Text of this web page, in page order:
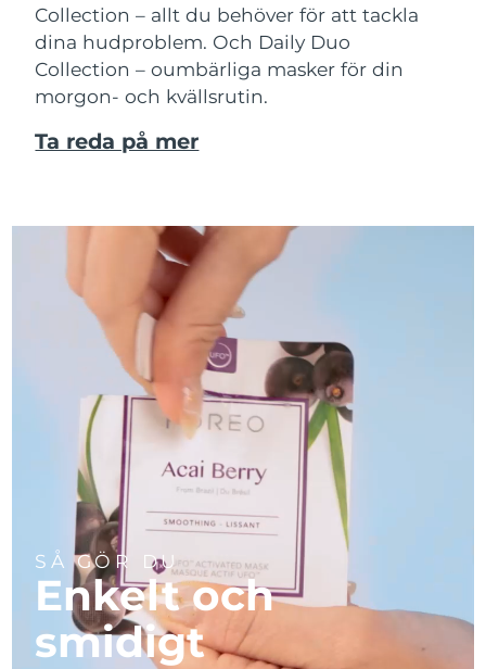
Collection – allt du behöver för att tackla
dina hudproblem. Och Daily Duo
Collection – oumbärliga masker för din
morgon- och kvällsrutin.
Ta reda på mer
SÅ GÖR DU
Enkelt och
smidigt